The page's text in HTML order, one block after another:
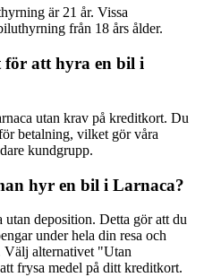
är 21 år. Vissa
från 18 års ålder.
för att hyra en bil i
utan krav på kreditkort. Du
betalning, vilket gör våra
kundgrupp.
hyr en bil i Larnaca?
deposition. Detta gör att du
under hela din resa och
Välj alternativet "Utan
frysa medel på ditt kreditkort.